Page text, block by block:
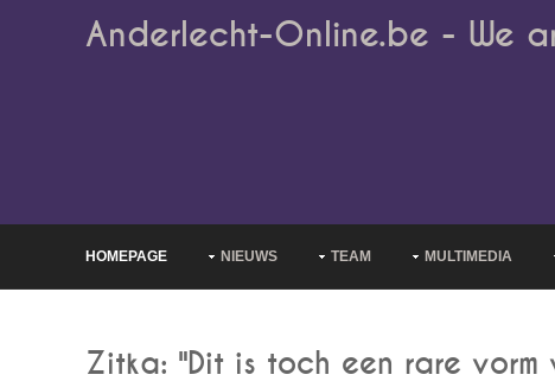
Anderlecht-Online.be - We
HOMEPAGE NIEUWS TEAM MULTIMEDIA
Zitka: "Dit is toch een rare vorm